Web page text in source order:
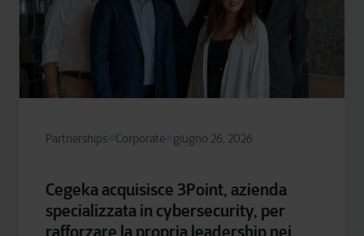
Partnerships Corporate giugno 26, 2026
Cegeka acquisisce 3Point, azienda
specializzata in cybersecurity, per
rafforzare la propria leadership nei